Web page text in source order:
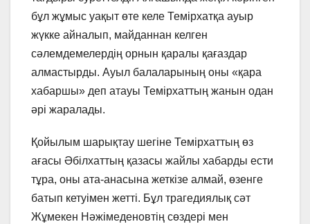
бұл жұмыс уақыт өте келе Темірхатқа ауыр
жүкке айналып, майданнан келген
сәлемдемелердің орнын қаралы қағаздар
алмастырды. Ауыл балаларының оны «қара
хабаршы» деп атауы Темірхаттың жанын одан
әрі жаралады.
Қойылым шарықтау шегіне Темірхаттың өз
ағасы Әбілхаттың қазасы жайлы хабарды ести
тұра, оны ата-анасына жеткізе алмай, өзенге
батып кетуімен жетті. Бұл трагедиялық сәт
Жұмекен Нәжімеденовтің сөздері мен